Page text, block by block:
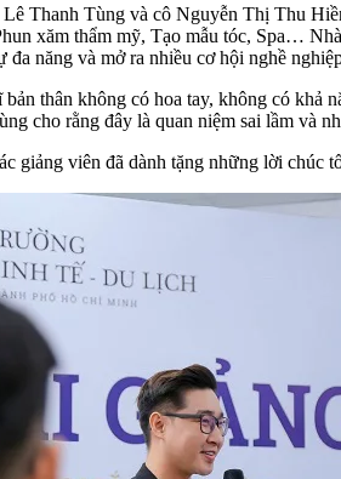
Thanh Tùng và cô Nguyễn Thị Thu
xăm thẩm mỹ, Tạo mẫu tóc, Spa…
đa năng và mở ra nhiều cơ hội nghề
thân không có hoa tay, không có
cho rằng đây là quan niệm sai lầm và
giảng viên đã dành tặng những lời chúc